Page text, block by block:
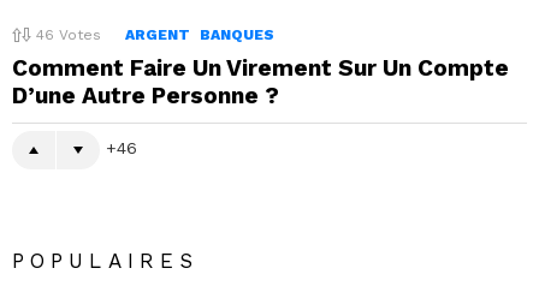
46 Votes ARGENT BANQUES
Comment Faire Un Virement Sur Un Compte
D’une Autre Personne ?
46
POPULAIRES